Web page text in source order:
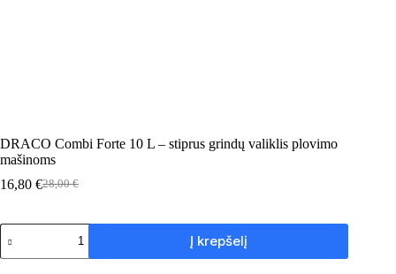
DRACO Combi Forte 10 L – stiprus grindų valiklis plovimo
mašinoms
28,00€
Original
was:
28,00 €.
16,80 €Current
is:
16,80 €.
produkto
kiekis:
DRACO
Į krepšelį